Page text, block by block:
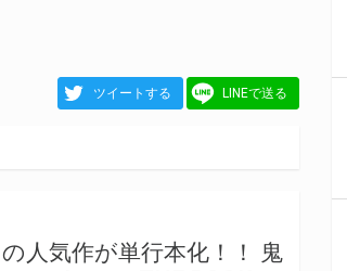
ツイートする LINEで送る
人気作が単行本化！！ 鬼